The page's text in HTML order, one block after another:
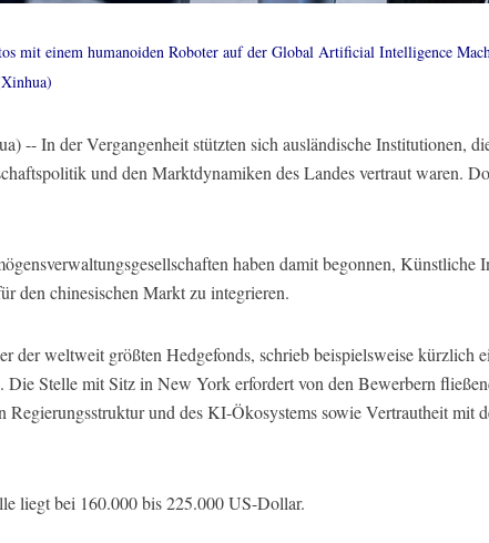
mit einem humanoiden Roboter auf der Global Artificial Intelligence
-- In der Vergangenheit stützten sich ausländische Institutionen,
und den Marktdynamiken des Landes vertraut waren.
haben damit begonnen,
den chinesischen Markt zu integrieren.
der weltweit größten Hedgefonds, schrieb beispielsweise kürzlich
Die Stelle mit Sitz in New York erfordert von den Bewerbern
Regierungsstruktur und des KI-Ökosystems sowie Vertrautheit mit
liegt bei 160.000 bis 225.000 US-Dollar.